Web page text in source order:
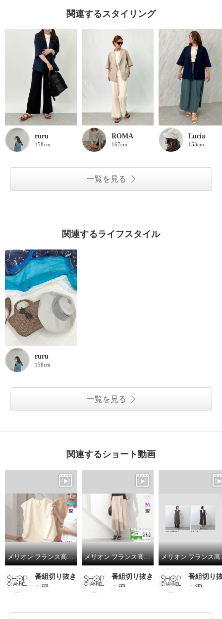
関連するスタイリング
ruru
158cm
ROMA
167cm
Lucia
153cm
一覧を見る
関連するライフスタイル
ruru
158cm
一覧を見る
関連するショート動画
メリオン フランス高級生地メーカー キャリーマン社製 多機能素材使用 フレンチスリーブ プルオーバー
番組切り抜き
－ cm
メリオン フランス高級生地メーカー キャリーマン社製生地使用 接触冷感・イージーケア ダブルタックワイドパンツ
番組切り抜き
－ cm
メリオン フラン
番組切り
－ cm